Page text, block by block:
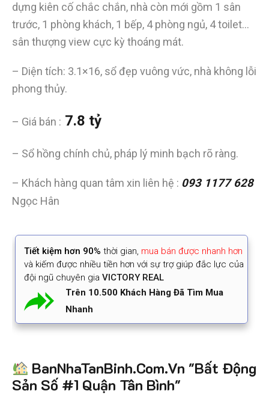
dựng kiên cố chắc chắn, nhà còn mới gồm 1 sân
trước, 1 phòng khách, 1 bếp, 4 phòng ngủ, 4 toilet…
sân thượng view cực kỳ thoáng mát.
– Diện tích: 3.1×16, sổ đẹp vuông vức, nhà không lỗi
phong thủy.
– Giá bán : 7.8 tỷ
– Sổ hồng chính chủ, pháp lý minh bạch rõ ràng.
– Khách hàng quan tâm xin liên hệ : 093 1177 628
Ngọc Hân
Tiết kiệm hơn 90% thời gian, mua bán được nhanh hơn
và kiếm được nhiều tiền hơn với sự trợ giúp đắc lực của
đội ngũ chuyên gia VICTORY REAL
Trên 10.500 Khách Hàng Đã Tìm Mua
Nhanh
BanNhaTanBinh.Com.Vn "Bất Động
Sản Số #1 Quận Tân Bình"